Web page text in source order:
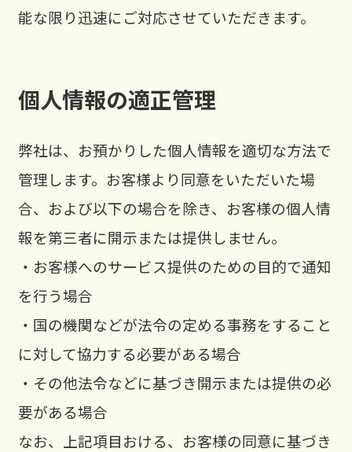
能な限り迅速にご対応させていただきます。
個人情報の適正管理
弊社は、お預かりした個人情報を適切な方法で
管理します。お客様より同意をいただいた場
合、および以下の場合を除き、お客様の個人情
報を第三者に開示または提供しません。
・お客様へのサービス提供のための目的で通知
を行う場合
・国の機関などが法令の定める事務をすること
に対して協力する必要がある場合
・その他法令などに基づき開示または提供の必
要がある場合
なお、上記項目おける、お客様の同意に基づき